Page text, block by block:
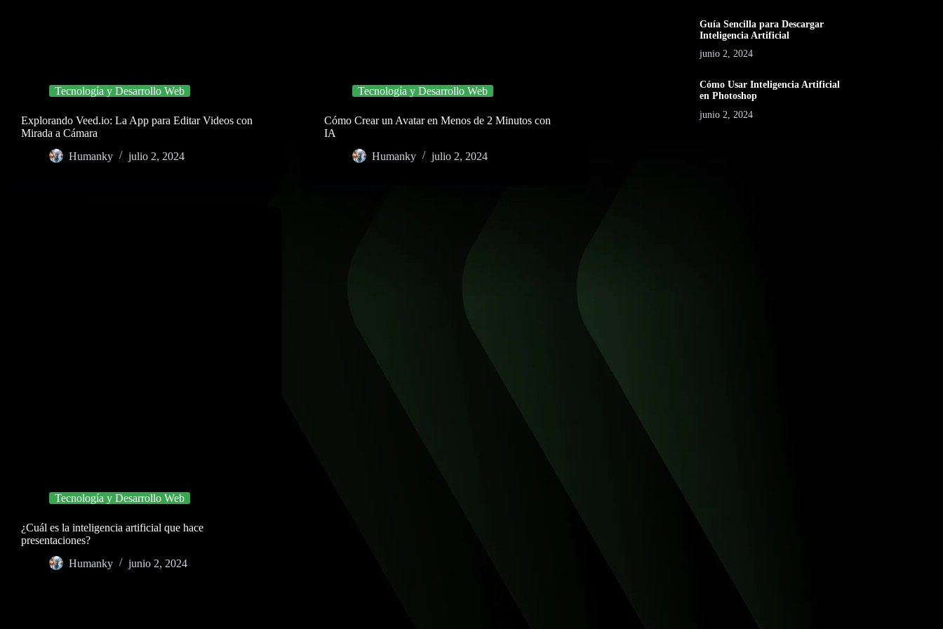
Tecnología y Desarrollo Web
Explorando Veed.io: La App para Editar Videos con
Mirada a Cámara
Humanky
julio 2, 2024
Tecnología y Desarrollo Web
Cómo Crear un Avatar en Menos de 2 Minutos con
IA
Humanky
julio 2, 2024
Tecnología y Desarrollo Web
¿Cuál es la inteligencia artificial que hace
presentaciones?
Humanky
junio 2, 2024
Guía Sencilla para Descargar
Inteligencia Artificial
junio 2, 2024
Cómo Usar Inteligencia Artificial
en Photoshop
junio 2, 2024